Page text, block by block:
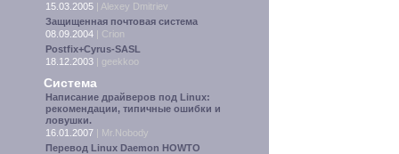
15.03.2005 | Alexey Dmitriev
Защищенная почтовая система
08.09.2004 | Crion
Postfix+Cyrus-SASL
18.12.2003 | geekkoo
Система
Написание драйверов под Linux:
рекомендации, типичные ошибки и
ловушки.
16.01.2007 | Mr.Nobody
Перевод Linux Daemon HOWTO